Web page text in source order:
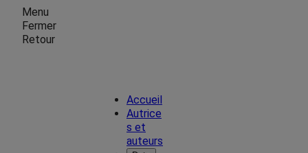
Menu
Fermer
Retour
Accueil
Autrice
s et
auteurs